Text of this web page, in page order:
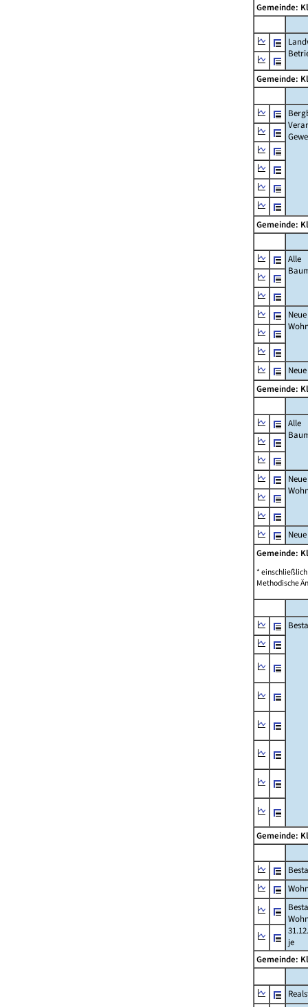
Gemeinde:
Gemeinde:
Gemeinde:
Alle
Neue
Gemeinde:
Alle
Neue
Gemeinde:
*
Methodische
Gemeinde:
je
Gemeinde: